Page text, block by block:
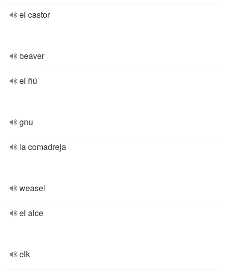
el castor
beaver
el ñú
gnu
la comadreja
weasel
el alce
elk